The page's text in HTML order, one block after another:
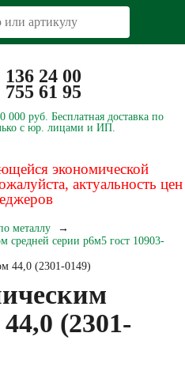
24 00
61 95
000 руб. Бесплатная доставка по
с юр. лицами и ИП.
экономической
актуальность цен
металлу
средней серии р6м5 гост 10903-
44,0 (2301-0149)
(2301-